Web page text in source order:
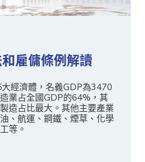
雇傭條例解讀
經濟體，名義GDP為3470
業占全國GDP的64%，其
造占比最大。其他主要產業
、航運、鋼鐵、煙草、化學
等。